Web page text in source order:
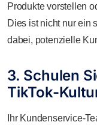
Produkte vorstellen
Dies ist nicht nur ein
dabei, potenzielle
3. Schulen
TikTok-
Ihr Kundenservice-